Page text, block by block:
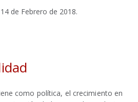
de Febrero de 2018.
como política, el crecimiento en